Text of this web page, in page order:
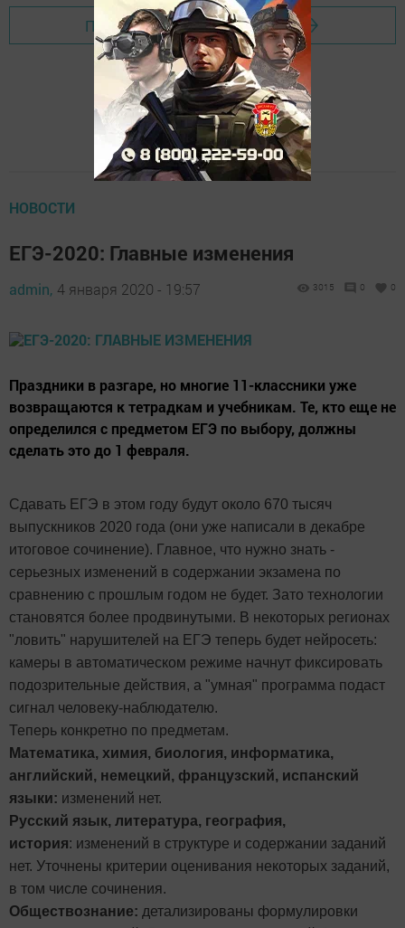
Перейти на страницу новости
НОВОСТИ
ЕГЭ-2020: Главные изменения
admin, 4 января 2020 - 19:57 3015 0 0
Праздники в разгаре, но многие 11-классники уже
возвращаются к тетрадкам и учебникам. Те, кто еще не
определился с предметом ЕГЭ по выбору, должны
сделать это до 1 февраля.
Сдавать ЕГЭ в этом году будут около 670 тысяч
выпускников 2020 года (они уже написали в декабре
итоговое сочинение). Главное, что нужно знать -
серьезных изменений в содержании экзамена по
сравнению с прошлым годом не будет. Зато технологии
становятся более продвинутыми. В некоторых регионах
"ловить" нарушителей на ЕГЭ теперь будет нейросеть:
камеры в автоматическом режиме начнут фиксировать
подозрительные действия, а "умная" программа подаст
сигнал человеку-наблюдателю.
Теперь конкретно по предметам.
Математика, химия, биология, информатика,
английский, немецкий, французский, испанский
языки: изменений нет.
Русский язык, литература, география,
история: изменений в структуре и содержании заданий
нет. Уточнены критерии оценивания некоторых заданий,
в том числе сочинения.
Обществознание: детализированы формулировки